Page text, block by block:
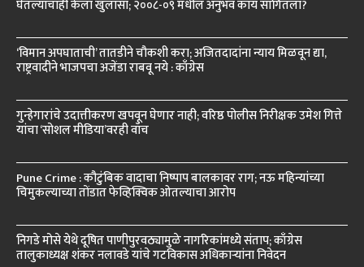
घेतल्याचाही केला खुलासा; २००८-०९ मधील अनुभव काय सांगितला?
‘विमान अपघाताची’ तातडीने चौकशी करा; अजितदादांना न्याय मिळवून द्या,
राष्ट्रवादीने भाजपचा अजेंडा राबवू नये : काँग्रेस
गुन्हेगारांचे उदात्तीकरण खपवून घेणार नाही; वरिष्ठ पोलीस निरीक्षक उमेश गित्ते
यांचा ‘सोशल मीडिया’वरही वॉच
Pune Crime : कौटुंबिक वादाचा निष्पाप बालकावर राग; नऊ महिन्यांच्या
चिमुकल्याच्या तोंडात फेव्हिक्विक ओतल्याचा आरोप
निगडे मोसे येथे दूषित पाणीपुरवठ्यामुळे नागरिकांमध्ये संताप; काँग्रेस
तालुकाध्यक्ष शंकर नलावडे यांचे गटविकास अधिकाऱ्यांना निवेदन